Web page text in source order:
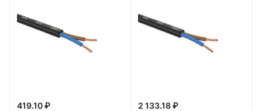
419.10 ₽
2 133.18 ₽